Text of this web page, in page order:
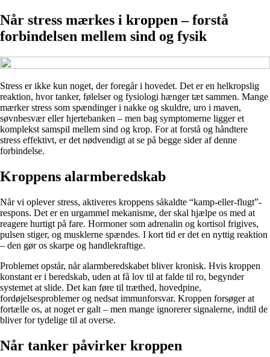
Når stress mærkes i kroppen – forstå
forbindelsen mellem sind og fysik
Stress er ikke kun noget, der foregår i hovedet. Det er en helkropslig
reaktion, hvor tanker, følelser og fysiologi hænger tæt sammen. Mange
mærker stress som spændinger i nakke og skuldre, uro i maven,
søvnbesvær eller hjertebanken – men bag symptomerne ligger et
komplekst samspil mellem sind og krop. For at forstå og håndtere
stress effektivt, er det nødvendigt at se på begge sider af denne
forbindelse.
Kroppens alarmberedskab
Når vi oplever stress, aktiveres kroppens såkaldte “kamp-eller-flugt”-
respons. Det er en urgammel mekanisme, der skal hjælpe os med at
reagere hurtigt på fare. Hormoner som adrenalin og kortisol frigives,
pulsen stiger, og musklerne spændes. I kort tid er det en nyttig reaktion
– den gør os skarpe og handlekraftige.
Problemet opstår, når alarmberedskabet bliver kronisk. Hvis kroppen
konstant er i beredskab, uden at få lov til at falde til ro, begynder
systemet at slide. Det kan føre til træthed, hovedpine,
fordøjelsesproblemer og nedsat immunforsvar. Kroppen forsøger at
fortælle os, at noget er galt – men mange ignorerer signalerne, indtil de
bliver for tydelige til at overse.
Når tanker påvirker kroppen